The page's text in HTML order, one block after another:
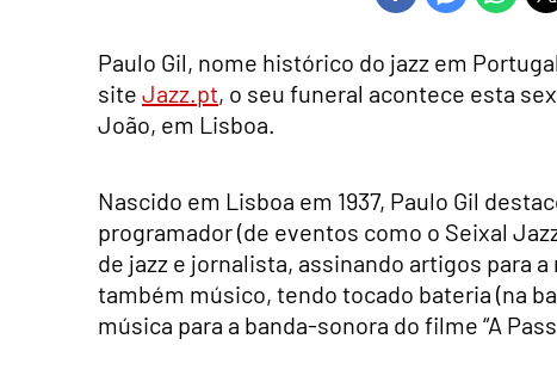
Paulo Gil, nome histórico do jazz em
site Jazz.pt, o seu funeral acontece esta
João, em Lisboa.
Nascido em Lisboa em 1937, Paulo Gil
programador (de eventos como o Seixal
de jazz e jornalista, assinando artigos para a
também músico, tendo tocado bateria (na
música para a banda-sonora do filme “A